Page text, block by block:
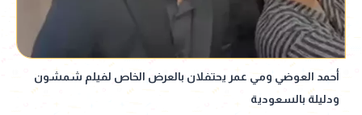
أحمد العوضي ومي عمر يحتفلان بالعرض الخاص لفيلم شمشون
ودليلة بالسعودية